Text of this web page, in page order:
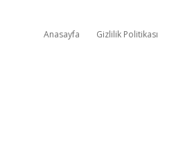
Anasayfa Gizlilik Politikası